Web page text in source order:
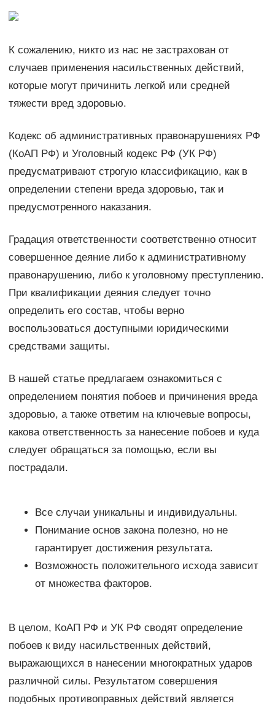
К сожалению, никто из нас не застрахован от
случаев применения насильственных действий,
которые могут причинить легкой или средней
тяжести вред здоровью.
Кодекс об административных правонарушениях РФ
(КоАП РФ) и Уголовный кодекс РФ (УК РФ)
предусматривают строгую классификацию, как в
определении степени вреда здоровью, так и
предусмотренного наказания.
Градация ответственности соответственно относит
совершенное деяние либо к административному
правонарушению, либо к уголовному преступлению.
При квалификации деяния следует точно
определить его состав, чтобы верно
воспользоваться доступными юридическими
средствами защиты.
В нашей статье предлагаем ознакомиться с
определением понятия побоев и причинения вреда
здоровью, а также ответим на ключевые вопросы,
какова ответственность за нанесение побоев и куда
следует обращаться за помощью, если вы
пострадали.
Все случаи уникальны и индивидуальны.
Понимание основ закона полезно, но не
гарантирует достижения результата.
Возможность положительного исхода зависит
от множества факторов.
В целом, КоАП РФ и УК РФ сводят определение
побоев к виду насильственных действий,
выражающихся в нанесении многократных ударов
различной силы. Результатом совершения
подобных противоправных действий является